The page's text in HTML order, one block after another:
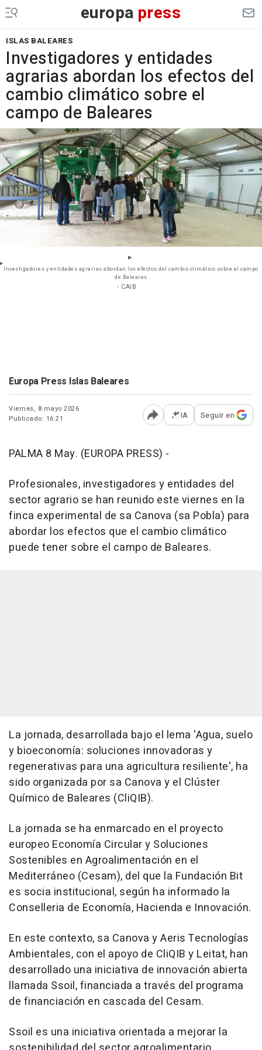
europa press
ISLAS BALEARES
Investigadores y entidades
agrarias abordan los efectos del
cambio climático sobre el
campo de Baleares
Investigadores y entidades agrarias abordan los efectos del cambio climático sobre el campo
de Baleares
- CAIB
Europa Press Islas Baleares
Viernes, 8 mayo 2026
Publicado: 16:21
Abrir opciones para
IA Seguir en
PALMA 8 May. (EUROPA PRESS) -
Profesionales, investigadores y entidades del
sector agrario se han reunido este viernes en la
finca experimental de sa Canova (sa Pobla) para
abordar los efectos que el cambio climático
puede tener sobre el campo de Baleares.
La jornada, desarrollada bajo el lema 'Agua, suelo
y bioeconomía: soluciones innovadoras y
regenerativas para una agricultura resiliente', ha
sido organizada por sa Canova y el Clúster
Químico de Baleares (CliQIB).
La jornada se ha enmarcado en el proyecto
europeo Economía Circular y Soluciones
Sostenibles en Agroalimentación en el
Mediterráneo (Cesam), del que la Fundación Bit
es socia institucional, según ha informado la
Conselleria de Economía, Hacienda e Innovación.
En este contexto, sa Canova y Aeris Tecnologías
Ambientales, con el apoyo de CliQIB y Leitat, han
desarrollado una iniciativa de innovación abierta
llamada Ssoil, financiada a través del programa
de financiación en cascada del Cesam.
Ssoil es una iniciativa orientada a mejorar la